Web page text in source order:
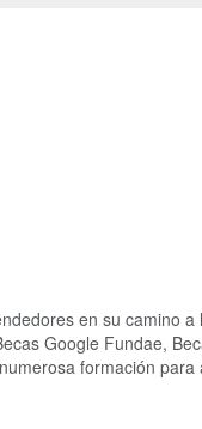
en su camino a
Google Fundae,
formación para